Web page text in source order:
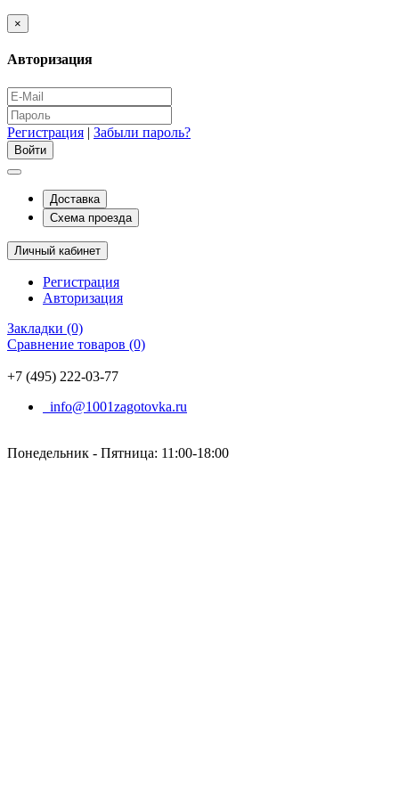
×
Авторизация
Регистрация | Забыли пароль?
Доставка
Схема проезда
Личный кабинет
Регистрация
Авторизация
Закладки (0)
Сравнение товаров (0)
+7 (495) 222-03-77
info@1001zagotovka.ru
Понедельник - Пятница: 11:00-18:00